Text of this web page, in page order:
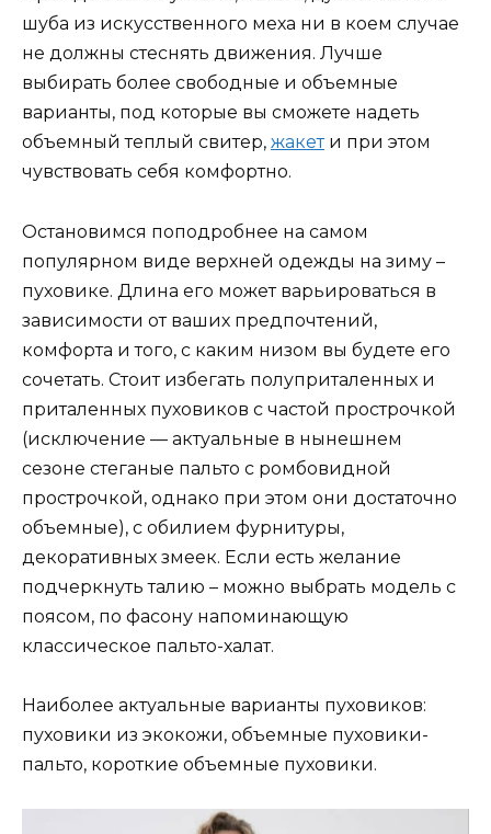
шуба из искусственного меха ни в коем случае
не должны стеснять движения. Лучше
выбирать более свободные и объемные
варианты, под которые вы сможете надеть
объемный теплый свитер, жакети при этом
чувствовать себя комфортно.
Остановимся поподробнее на самом
популярном виде верхней одежды на зиму –
пуховике. Длина его может варьироваться в
зависимости от ваших предпочтений,
комфорта и того, с каким низом вы будете его
сочетать. Стоит избегать полуприталенных и
приталенных пуховиков с частой прострочкой
(исключение — актуальные в нынешнем
сезоне стеганые пальто с ромбовидной
прострочкой, однако при этом они достаточно
объемные), с обилием фурнитуры,
декоративных змеек. Если есть желание
подчеркнуть талию – можно выбрать модель с
поясом, по фасону напоминающую
классическое пальто-халат.
Наиболее актуальные варианты пуховиков:
пуховики из экокожи, объемные пуховики-
пальто, короткие объемные пуховики.